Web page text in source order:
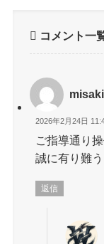
コメント一
misaki
2026年2月24日
ご指導通り
誠に有り難う
返信